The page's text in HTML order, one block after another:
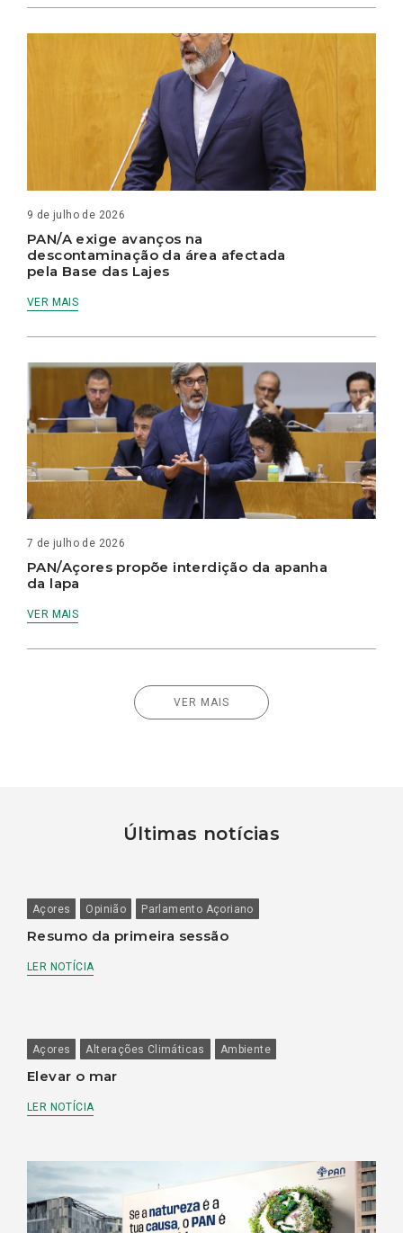
9 de julho de 2026
PAN/A exige avanços na
descontaminação da área afectada
pela Base das Lajes
VER MAIS
7 de julho de 2026
PAN/Açores propõe interdição da apanha
da lapa
VER MAIS
VER MAIS
Últimas notícias
Açores Opinião Parlamento Açoriano
Resumo da primeira sessão
LER NOTÍCIA
Açores Alterações Climáticas Ambiente
Elevar o mar
LER NOTÍCIA